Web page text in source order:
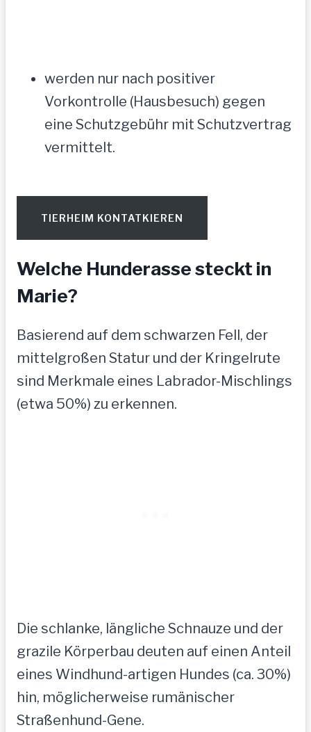
werden nur nach positiver
Vorkontrolle (Hausbesuch) gegen
eine Schutzgebühr mit Schutzvertrag
vermittelt.
TIERHEIM KONTATKIEREN
Welche Hunderasse steckt in
Marie?
Basierend auf dem schwarzen Fell, der
mittelgroßen Statur und der Kringelrute
sind Merkmale eines Labrador-Mischlings
(etwa 50%) zu erkennen.
Die schlanke, längliche Schnauze und der
grazile Körperbau deuten auf einen Anteil
eines Windhund-artigen Hundes (ca. 30%)
hin, möglicherweise rumänischer
Straßenhund-Gene.